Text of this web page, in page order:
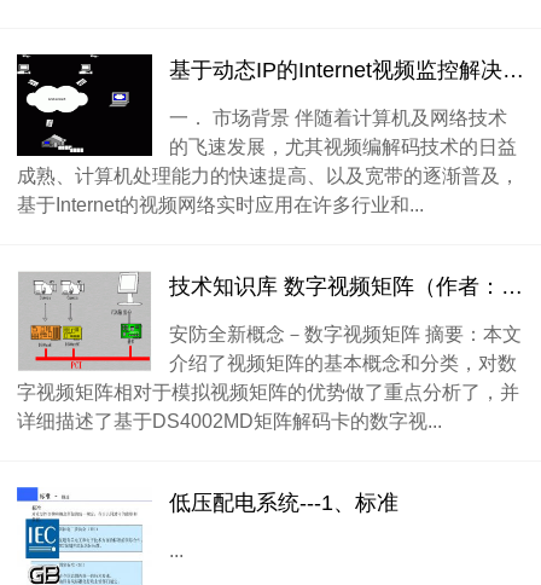
基于动态IP的Internet视频监控解决方案（作者：吴晓晖）
一． 市场背景 伴随着计算机及网络技术
的飞速发展，尤其视频编解码技术的日益
成熟、计算机处理能力的快速提高、以及宽带的逐渐普及，
基于Internet的视频网络实时应用在许多行业和...
技术知识库 数字视频矩阵（作者：礼攀）
安防全新概念－数字视频矩阵 摘要：本文
介绍了视频矩阵的基本概念和分类，对数
字视频矩阵相对于模拟视频矩阵的优势做了重点分析了，并
详细描述了基于DS4002MD矩阵解码卡的数字视...
低压配电系统---1、标准
...